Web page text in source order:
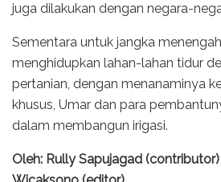
juga dilakukan dengan negara-
Sementara untuk jangka
menghidupkan lahan-lahan tidur
pertanian, dengan menanaminya
khusus, Umar dan para
dalam membangun irigasi.
Oleh: Rully Sapujagad